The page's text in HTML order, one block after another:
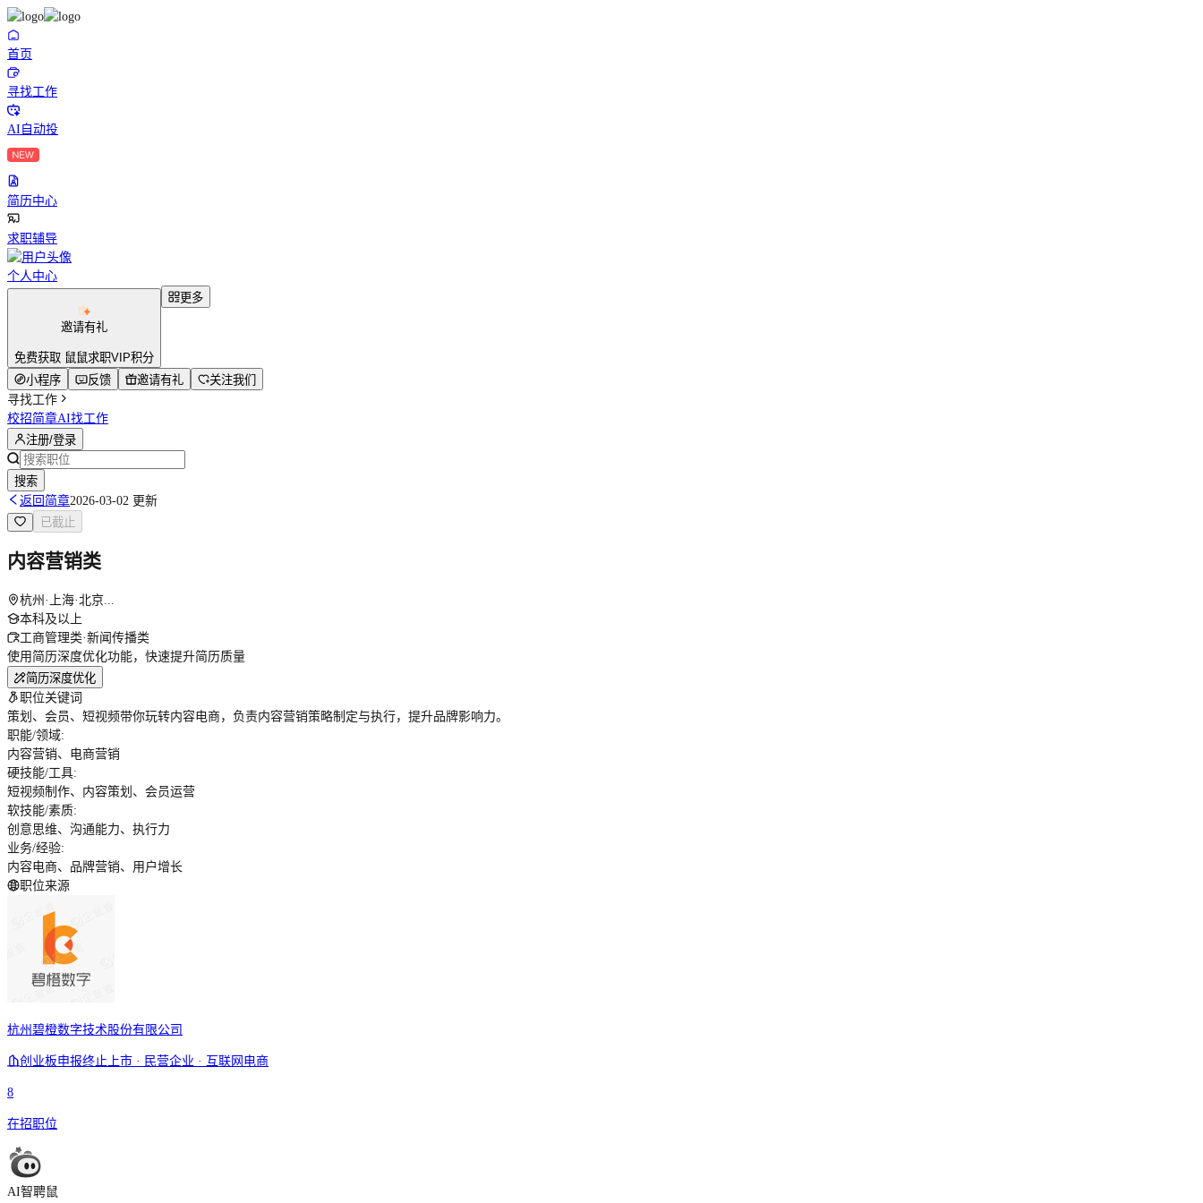
首页
寻找工作
AI自动投
简历中心
求职辅导
个人中心
邀请有礼
免费获取 鼠鼠求职VIP积分
更多
小程序 反馈 邀请有礼
关注我们
寻找工作
校招简章AI找工作
注册/登录
搜索
返回简章2026-03-02 更新
已截止
内容营销类
杭州·上海·北京...
本科及以上
工商管理类·新闻传播类
使用简历深度优化功能，快速提升简历质量
简历深度优化
职位关键词
策划、会员、短视频带你玩转内容电商，负责内容营销策略制定与执行，提升品牌影响力。
职能/领域:
内容营销、电商营销
硬技能/工具:
短视频制作、内容策划、会员运营
软技能/素质:
创意思维、沟通能力、执行力
业务/经验:
内容电商、品牌营销、用户增长
职位来源
杭州碧橙数字技术股份有限公司
创业板申报终止上市 · 民营企业 · 互联网电商
8
在招职位
AI智聘鼠